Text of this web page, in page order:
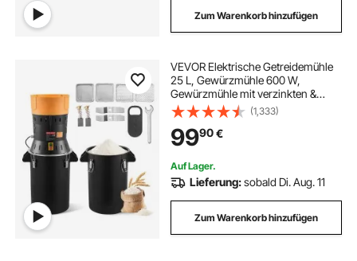
Zum Warenkorb hinzufügen
VEVOR Elektrische Getreidemühle
25 L, Gewürzmühle 600 W,
Gewürzmühle mit verzinkten &
scharfen Klingen,
Pulverisiermaschine für Trockenes
Getreide Gewürze Müsli Kaffee Mais
390x320x815 mm
(1,333)
9990€
Auf Lager.
Lieferung:sobald Di. Aug. 11
Zum Warenkorb hinzufügen